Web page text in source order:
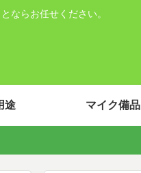
ならお任せください。
途 マイク備品